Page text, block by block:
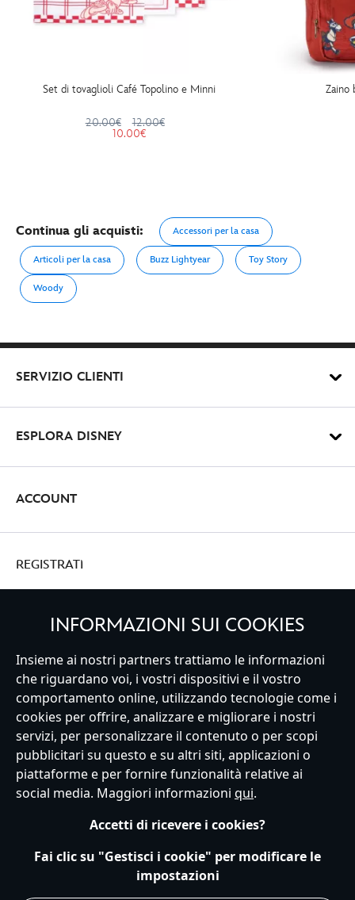
Set di tovaglioli Café Topolino e Minni
20.00€
12.00€
10.00€
Zaino
Continua gli acquisti: Accessori per la casa
Articoli per la casa Buzz Lightyear Toy Story
Woody
SERVIZIO CLIENTI
ESPLORA DISNEY
ACCOUNT
REGISTRATI
Italy
Servizio Clienti Termini d'Uso Trova Negozio
Mappa del Sito
Normativa Europea sul trattamento dei dati personali
Informativa sulla privacy
Politica dei Cookie
Informativa sulla privacy UE
Termini e Condizioni generali
Gestisci le impostazioni dei Cookies
s172 Statements
INFORMAZIONI SUI COOKIES
Insieme ai nostri partners trattiamo le informazioni
che riguardano voi, i vostri dispositivi e il vostro
comportamento online, utilizzando tecnologie come i
cookies per offrire, analizzare e migliorare i nostri
servizi, per personalizzare il contenuto o per scopi
pubblicitari su questo e su altri siti, applicazioni o
piattaforme e per fornire funzionalità relative ai
social media. Maggiori informazioni qui.
Accetti di ricevere i cookies?
Fai clic su "Gestisci i cookie" per modificare le
impostazioni